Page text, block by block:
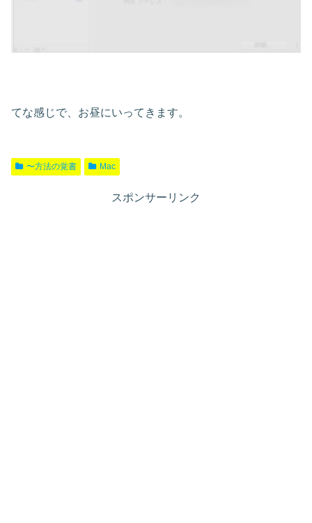
てな感じで、お昼にいってきます。
〜方法の覚書 Mac
スポンサーリンク